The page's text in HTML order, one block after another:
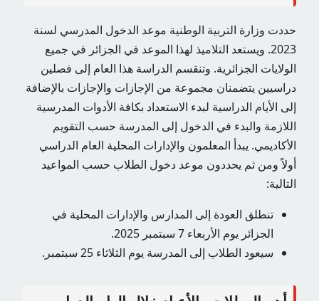
حددت وزارة التربية الوطنية موعد الدخول المدرسي لسنة
2023. ويستعد التلاميذ لهذا الموعد في الجزائر في جميع
الولايات الجزائرية. وتنقسم الدراسة هذا العام إلى فصلين
دراسيين يتضمنان مجموعة من الإجازات والإجازات بالإضافة
إلى الأيام الدراسية لبدء الاستعداد بكافة الأدوات المدرسية
اللازمة والبدء في الدخول إلى المدرسة حسب التقويم
الأكاديمي. يبدأ المعلمون والإدارات المحلية العام الدراسي
أولاً ومن ثم يحددون موعد دخول الطلاب حسب المواعيد
التالية:
تنطلق العودة إلى المدارس والإدارات المحلية في
الجزائر يوم الأربعاء 7 سبتمبر 2025.
سيعود الطلاب إلى المدرسة يوم الثلاثاء 25 سبتمبر.